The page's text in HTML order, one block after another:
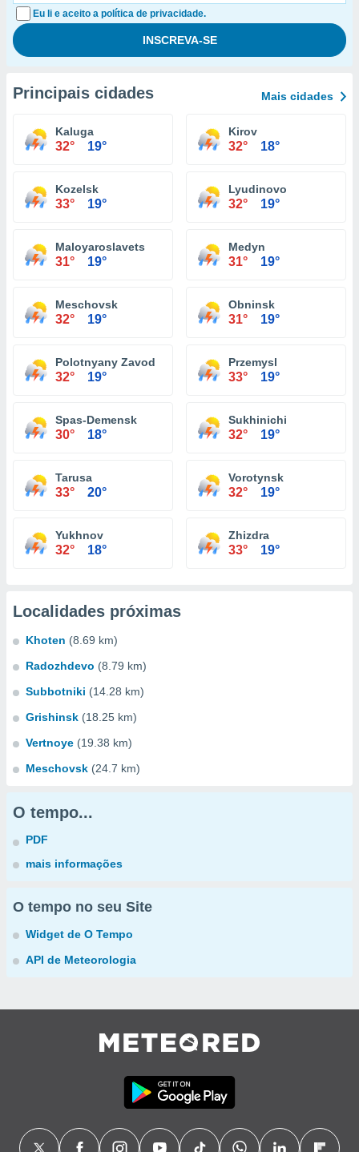
Eu li e aceito a política de privacidade.
Principais cidades Mais cidades
Kaluga
32° 19°
Kirov
32° 18°
Kozelsk
33° 19°
Lyudinovo
32° 19°
Maloyaroslavets
31° 19°
Medyn
31° 19°
Meschovsk
32° 19°
Obninsk
31° 19°
Polotnyany Zavod
32° 19°
Przemysl
33° 19°
Spas-Demensk
30° 18°
Sukhinichi
32° 19°
Tarusa
33° 20°
Vorotynsk
32° 19°
Yukhnov
32° 18°
Zhizdra
33° 19°
Localidades próximas
Khoten (8.69 km)
Radozhdevo (8.79 km)
Subbotniki (14.28 km)
Grishinsk (18.25 km)
Vertnoye (19.38 km)
Meschovsk (24.7 km)
O tempo...
PDF
mais informações
O tempo no seu Site
Widget de O Tempo
API de Meteorologia